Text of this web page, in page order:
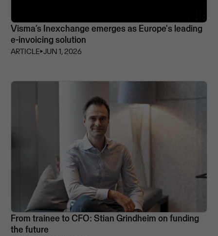
Visma’s Inexchange emerges as Europe's leading
e-invoicing solution
ARTICLE⏵JUN 1, 2026
From trainee to CFO: Stian Grindheim on funding
the future